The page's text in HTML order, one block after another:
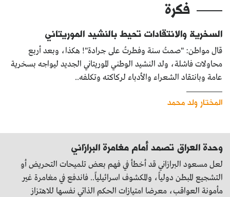
فكرة
السخرية والانتقادات تحيط بالنشيد الموريتاني
قال مواطن: "صمتُ سنة وفطرتُ على جرادة"! هكذا، وبعد أربع
محاولات فاشلة، ولد النشيد الوطني الموريتاني الجديد ليواجه بسخرية
عامة وبانتقاد الشعراء والأدباء لركاكته وتكلفه..
المختار ولد محمد
وحدة العراق تصمد أمام مغامرة البرازاني
لعل مسعود البرازاني قد أخطأ في فهم بعض تلميحات التحريض أو
التشجيع المبطن دولياً، والمكشوف اسرائيلياً.. فاندفع في مغامرة غير
مأمونة العواقب، معرضا امتيازات الحكم الذاتي نفسها للاهتزاز